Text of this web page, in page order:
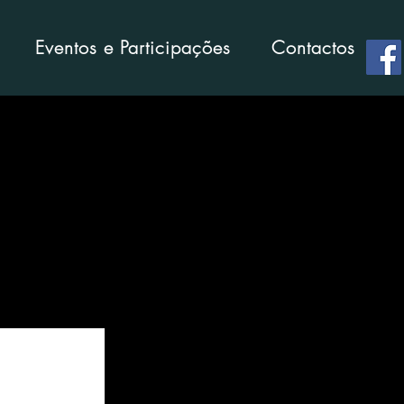
Eventos e Participações Contactos